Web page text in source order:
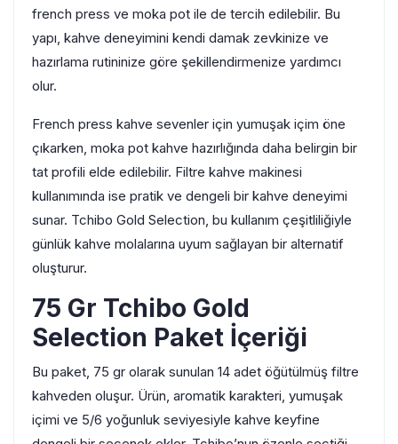
french press ve moka pot ile de tercih edilebilir. Bu
yapı, kahve deneyimini kendi damak zevkinize ve
hazırlama rutininize göre şekillendirmenize yardımcı
olur.
French press kahve sevenler için yumuşak içim öne
çıkarken, moka pot kahve hazırlığında daha belirgin bir
tat profili elde edilebilir. Filtre kahve makinesi
kullanımında ise pratik ve dengeli bir kahve deneyimi
sunar. Tchibo Gold Selection, bu kullanım çeşitliliğiyle
günlük kahve molalarına uyum sağlayan bir alternatif
oluşturur.
75 Gr Tchibo Gold
Selection Paket İçeriği
Bu paket, 75 gr olarak sunulan 14 adet öğütülmüş filtre
kahveden oluşur. Ürün, aromatik karakteri, yumuşak
içimi ve 5/6 yoğunluk seviyesiyle kahve keyfine